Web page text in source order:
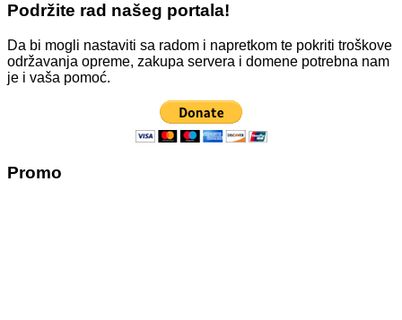
Podržite rad našeg portala!
Da bi mogli nastaviti sa radom i napretkom te pokriti troškove
održavanja opreme, zakupa servera i domene potrebna nam
je i vaša pomoć.
Promo